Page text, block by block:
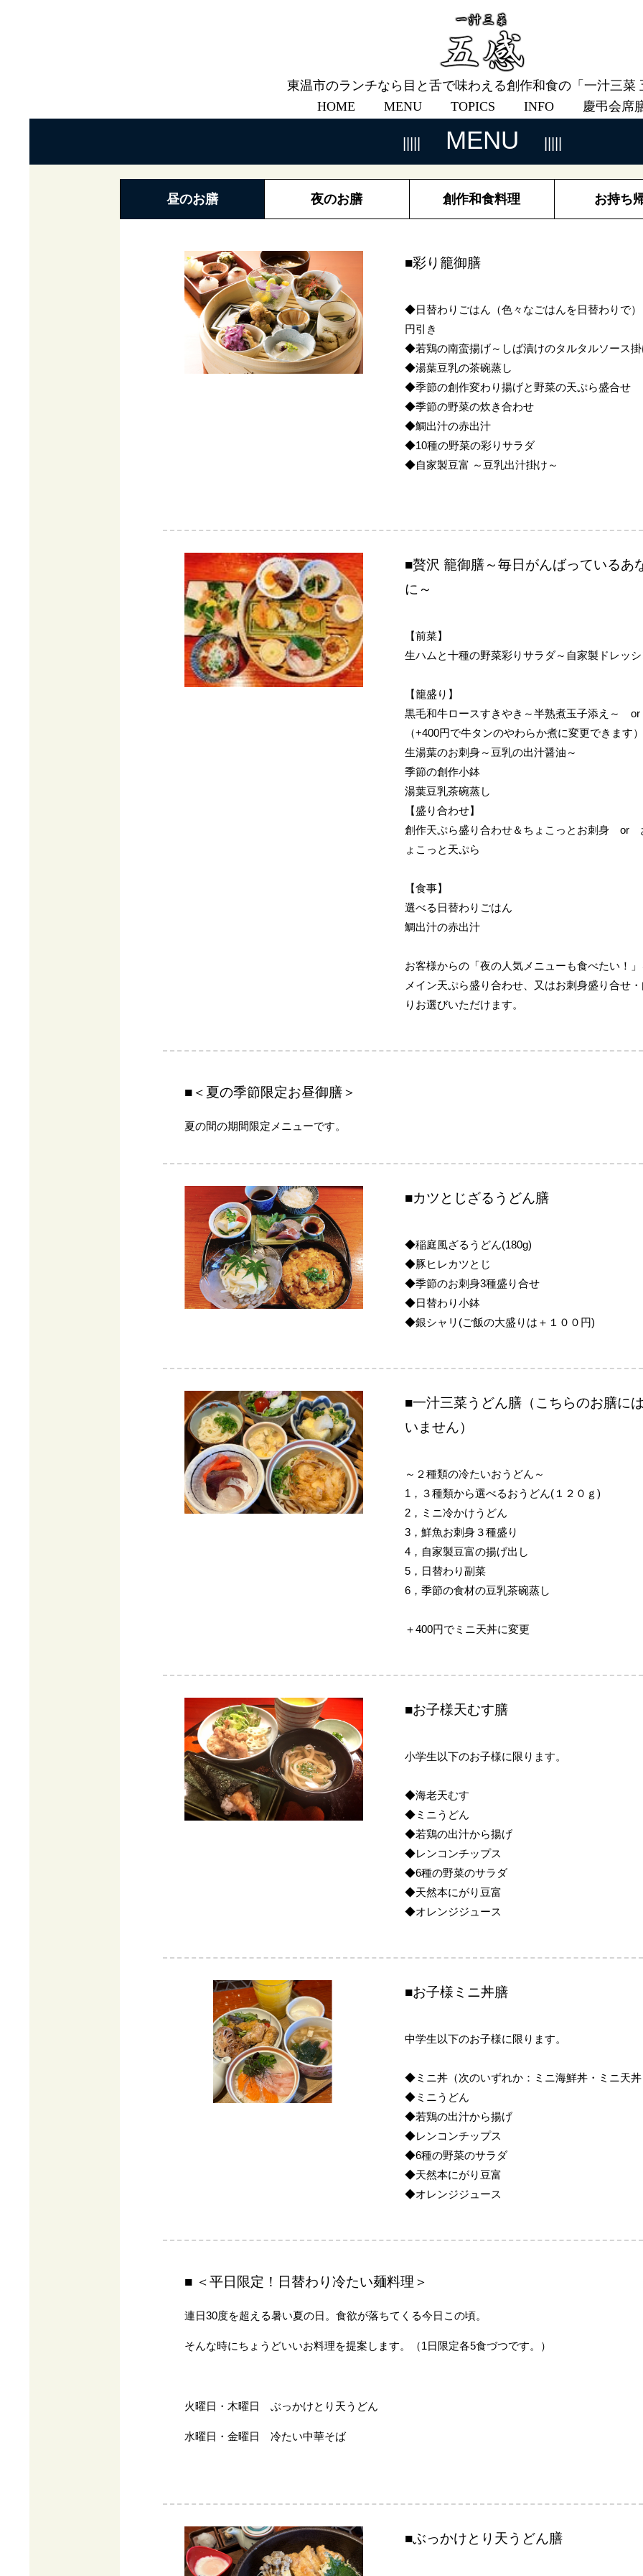
東温市のランチなら目と舌で味わえる創作和食の「一汁三菜
HOME
MENU TOPICS INFO 慶弔会席
MENU
昼のお膳
■彩り籠御膳
◆日替わりごはん（色々なごはんを日替わりで
円引き
◆若鶏の南蛮揚げ～しば漬けのタルタルソース
◆湯葉豆乳の茶碗蒸し
◆季節の創作変わり揚げと野菜の天ぷら盛合せ
◆季節の野菜の炊き合わせ
◆鯛出汁の赤出汁
◆10種の野菜の彩りサラダ
◆自家製豆富 ～豆乳出汁掛け～
■贅沢 籠御膳～毎日がんばっているあ
に～
【前菜】
生ハムと十種の野菜彩りサラダ～自家製ドレッ
【籠盛り】
黒毛和牛ロースすきやき～半熟煮玉子添え～
（+400円で牛タンのやわらか煮に変更できます
生湯葉のお刺身～豆乳の出汁醤油～
季節の創作小鉢
湯葉豆乳茶碗蒸し
【盛り合わせ】
創作天ぷら盛り合わせ＆ちょこっとお刺身 or
ょこっと天ぷら
【食事】
選べる日替わりごはん
鯛出汁の赤出汁
お客様からの「夜の人気メニューも食べたい！
メイン天ぷら盛り合わせ、又はお刺身盛り合せ
りお選びいただけます。
■＜夏の季節限定お昼御膳＞
夏の間の期間限定メニューです。
■カツとじざるうどん膳
◆稲庭風ざるうどん(180g)
◆豚ヒレカツとじ
◆季節のお刺身3種盛り合せ
◆日替わり小鉢
◆銀シャリ(ご飯の大盛りは＋１００円)
■一汁三菜うどん膳（こちらのお膳に
いません）
～２種類の冷たいおうどん～
1，３種類から選べるおうどん(１２０ｇ)
2，ミニ冷かけうどん
3，鮮魚お刺身３種盛り
4，自家製豆富の揚げ出し
5，日替わり副菜
6，季節の食材の豆乳茶碗蒸し
＋400円でミニ天丼に変更
■お子様天むす膳
小学生以下のお子様に限ります。
◆海老天むす
◆ミニうどん
◆若鶏の出汁から揚げ
◆レンコンチップス
◆6種の野菜のサラダ
◆天然本にがり豆富
◆オレンジジュース
■お子様ミニ丼膳
中学生以下のお子様に限ります。
◆ミニ丼（次のいずれか：ミニ海鮮丼・ミニ天
◆ミニうどん
◆若鶏の出汁から揚げ
◆レンコンチップス
◆6種の野菜のサラダ
◆天然本にがり豆富
◆オレンジジュース
■ ＜平日限定！日替わり冷たい麺料理＞
連日30度を超える暑い夏の日。食欲が落ちてくる今日この頃。
そんな時にちょうどいいお料理を提案します。（1日限定各5食づつです。）
火曜日・木曜日 ぶっかけとり天うどん
水曜日・金曜日 冷たい中華そば
■ぶっかけとり天うどん膳
夜のお膳 創作和食料理 お持ち